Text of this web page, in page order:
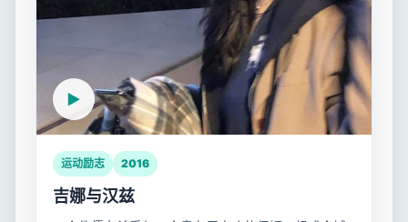
运动励志 2016
吉娜与汉兹